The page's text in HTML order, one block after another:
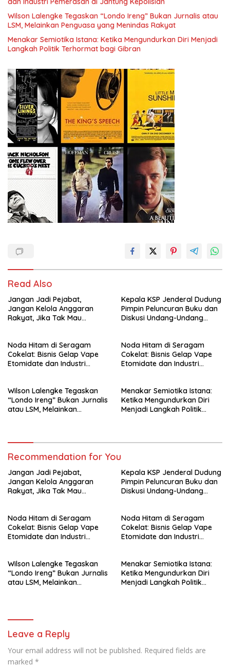
Wilson Lalengke Tegaskan “Londo Ireng” Bukan Jurnalis atau
LSM, Melainkan Penguasa yang Menindas Rakyat
Menakar Semiotika Istana: Ketika Mengundurkan Diri Menjadi
Langkah Politik Terhormat bagi Gibran
Read Also
Jangan Jadi Pejabat,
Jangan Kelola Anggaran
Rakyat, Jika Tak Mau
Kepala KSP Jenderal Dudung
Pimpin Peluncuran Buku dan
Diskusi Undang-Undang
Noda Hitam di Seragam
Cokelat: Bisnis Gelap Vape
Etomidate dan Industri
Noda Hitam di Seragam
Cokelat: Bisnis Gelap Vape
Etomidate dan Industri
Wilson Lalengke Tegaskan
“Londo Ireng” Bukan Jurnalis
atau LSM, Melainkan
Menakar Semiotika Istana:
Ketika Mengundurkan Diri
Menjadi Langkah Politik
Recommendation for You
Jangan Jadi Pejabat,
Jangan Kelola Anggaran
Rakyat, Jika Tak Mau
Kepala KSP Jenderal Dudung
Pimpin Peluncuran Buku dan
Diskusi Undang-Undang
Noda Hitam di Seragam
Cokelat: Bisnis Gelap Vape
Etomidate dan Industri
Noda Hitam di Seragam
Cokelat: Bisnis Gelap Vape
Etomidate dan Industri
Wilson Lalengke Tegaskan
“Londo Ireng” Bukan Jurnalis
atau LSM, Melainkan
Menakar Semiotika Istana:
Ketika Mengundurkan Diri
Menjadi Langkah Politik
Leave a Reply
Your email address will not be published. Required fields are
marked *